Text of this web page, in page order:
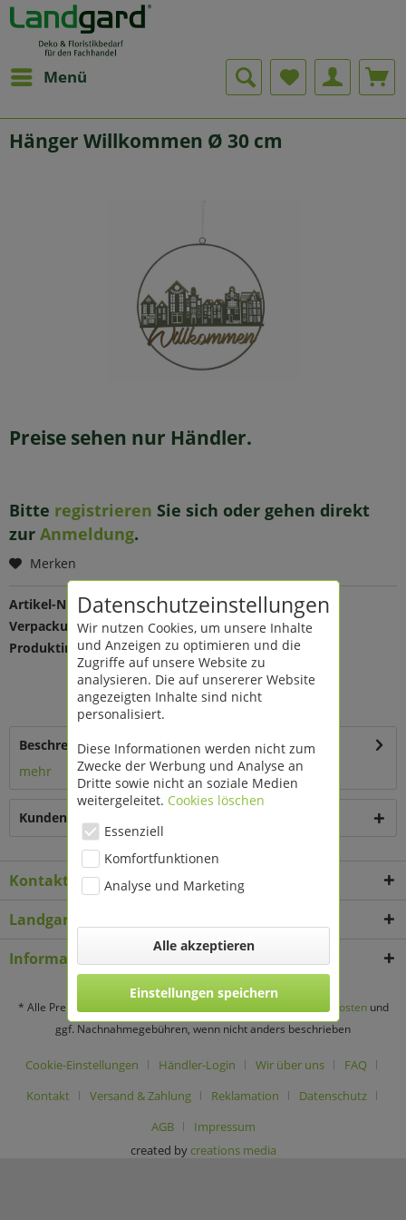
Menü
Hänger Willkommen Ø 30 cm
Preise sehen nur Händler.
Bitte registrieren Sie sich oder gehen direkt
zur Anmeldung.
Merken
Artikel-Nr.:
209256
Verpackungseinheit:
1 St
Produktinfo:
Farbe: grün-gold
Maße: Ø 30 B 0,5 cm
Material: Metall
mit Aufhängung
Beschreibung
mehr
Kunden kauften auch
Kontakt
Landgard Deko & Floristikbedarf
Informationen
* Alle Preise verstehen sich zzgl. Mehrwertsteuer und Versandkostenund
ggf. Nachnahmegebühren, wenn nicht anders beschrieben
Cookie-Einstellungen Händler-Login Wir über uns
FAQ
Kontakt
Versand & Zahlung Reklamation
Datenschutz
AGB
Impressum
created by creations media
Datenschutzeinstellungen
Wir nutzen Cookies, um unsere Inhalte
und Anzeigen zu optimieren und die
Zugriffe auf unsere Website zu
analysieren. Die auf unsererer Website
angezeigten Inhalte sind nicht
personalisiert.
Diese Informationen werden nicht zum
Zwecke der Werbung und Analyse an
Dritte sowie nicht an soziale Medien
weitergeleitet. Cookies löschen
Essenziell
Komfortfunktionen
Analyse und Marketing
Alle akzeptieren
Einstellungen speichern